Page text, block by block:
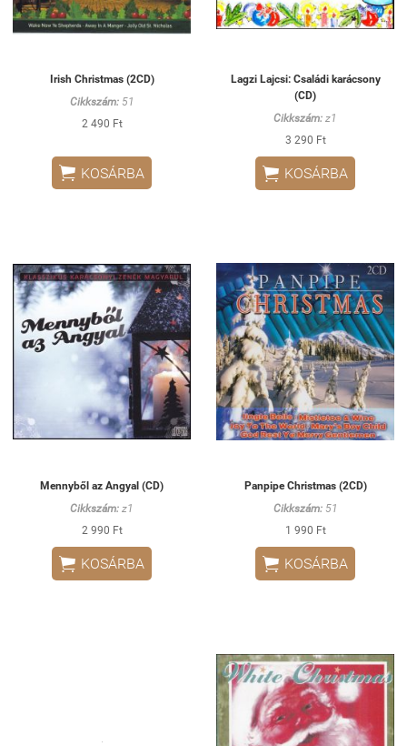
Irish Christmas (2CD)
Cikkszám:51
2 490 Ft
 KOSÁRBA
Lagzi Lajcsi: Családi karácsony
(CD)
Cikkszám: z1
3 290 Ft
 KOSÁRBA
Mennyből az Angyal (CD)
Cikkszám: z1
2 990 Ft
 KOSÁRBA
Panpipe Christmas (2CD)
Cikkszám:51
1 990 Ft
 KOSÁRBA